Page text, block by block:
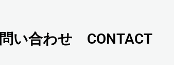
い合わせ CONTACT